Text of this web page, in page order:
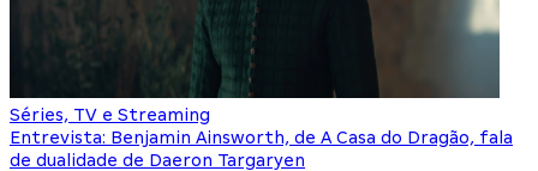
Séries, TV e Streaming
Entrevista: Benjamin Ainsworth, de A Casa do Dragão, fala
de dualidade de Daeron Targaryen